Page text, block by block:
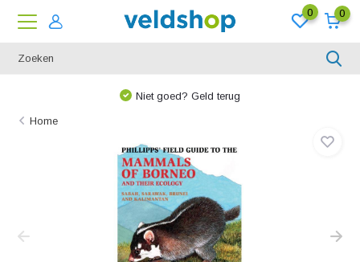
0 0
Niet goed? Geld terug
Home